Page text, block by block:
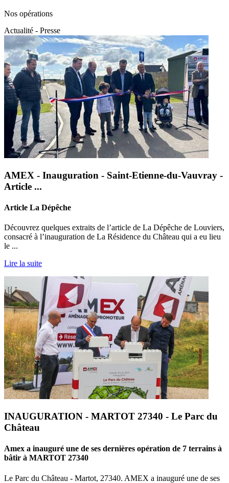
Nos opérations
Actualité - Presse
AMEX - Inauguration - Saint-Etienne-du-Vauvray -
Article ...
Article La Dépêche
Découvrez quelques extraits de l’article de La Dépêche de Louviers,
consacré à l’inauguration de La Résidence du Château qui a eu lieu
le ...
Lire la suite
INAUGURATION - MARTOT 27340 - Le Parc du
Château
Amex a inauguré une de ses dernières opération de 7 terrains à
bâtir à MARTOT 27340
Le Parc du Château - Martot, 27340. AMEX a inauguré une de ses